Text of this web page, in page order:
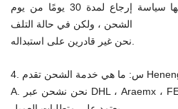
ج: جميع الأجزاء التي نبيعها لديها سياسة إرجاع لمدة 30 يومًا من يوم
الشحن ، ولكن في حالة التلف
A. نحن نشحن عبر DHL ، Araemx ، FEDEX ، UPS ، EMS express ،